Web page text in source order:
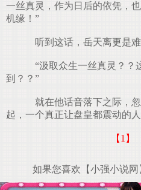
一丝真灵，作为日后的依凭，
机缘！”
听到这话，岳天离更是难
“汲取众生一丝真灵？？
到？？”
就在他话音落下之际，
起，一个真正让盘皇都震动的
【1】
如果您喜欢【小强小说